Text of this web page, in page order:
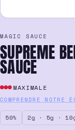
MAGIC SAUCE
SUPREME
SAUCE
MAXIMALE
COMPRENDRE NOTRE
50% 2g · 5g ·